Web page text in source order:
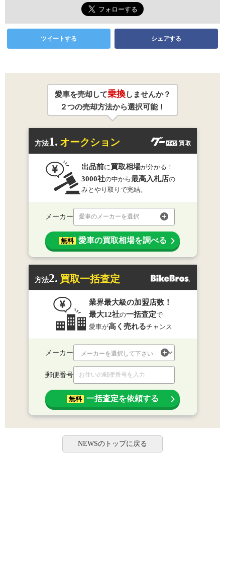
ツイートする シェアする
愛車を売却して乗換しませんか？
２つの売却方法から選択可能！
方法1. オークション
出品前に買取相場が分かる！
3000社の中から最高入札店の
みとやり取りで完結。
メーカー 愛車のメーカーを選択
無料 愛車の買取相場を調べる
方法2. 買取一括査定
業界最大級の加盟店数！
最大12社の一括査定で
愛車が高く売れるチャンス
メーカー
郵便番号
無料 一括査定を依頼する
NEWSのトップに戻る